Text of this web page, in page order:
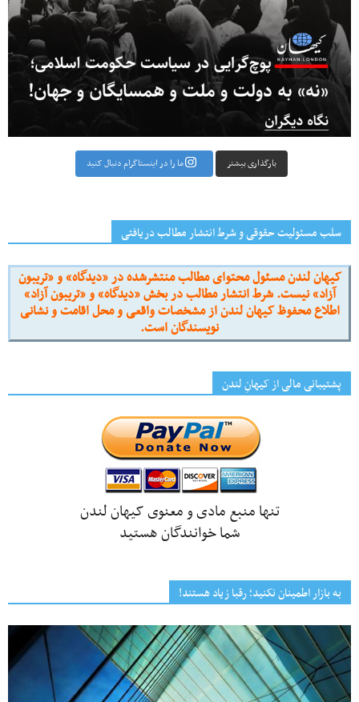
بارگذاری بیشتر ما را در اینستاگرام دنبال کنید
سلب مسئولیت حقوقی و شرط انتشار مطالب دریافتی
کیهان لندن مسئول محتوای مطالب منتشرشده در «دیدگاه» و «تریبون
آزاد» نیست. شرط انتشار مطالب در بخش «دیدگاه» و «تریبون آزاد»
اطلاع محفوظ کیهان لندن از مشخصات واقعی و محل اقامت و نشانی
نویسندگان است.
پشتیبانی مالی از کیهانِ لندن
تنها منبع مادی و معنوی کیهان لندن
شما خوانندگان هستید
به بازار اطمینان نکنید؛ رقبا زیاد هستند!